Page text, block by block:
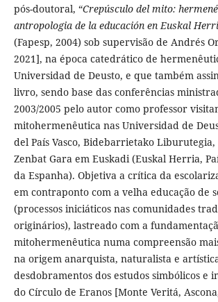
pós-doutoral, “Crepúsculo del mito:
antropologia de la educación en Euskal
(Fapesp, 2004) sob supervisão de Andrés
2021], na época catedrático de
Universidad de Deusto, e que também
livro, sendo base das conferências
2003/2005 pelo autor como professor
mitohermenêutica nas Universidad de
del País Vasco, Bidebarrietako
Zenbat Gara em Euskadi (Euskal Herria,
da Espanha). Objetiva a crítica da
em contraponto com a velha educação de
(processos iniciáticos nas comunidades
originários), lastreado com a
mitohermenêutica numa compreensão
na origem anarquista, naturalista e
desdobramentos dos estudos simbólicos e
do Círculo de Eranos [Monte Veritá,